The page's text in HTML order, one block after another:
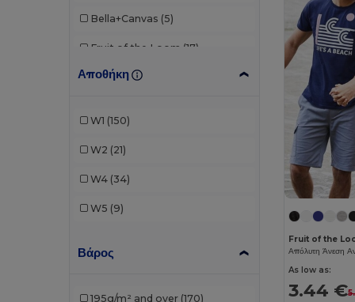
Bella+Canvas (5)
Fruit of the Loom (17)
Gildan (20)
Mantis
Αποθήκη
W1 (150)
W2 (21)
W4 (34)
W5 (9)
Βάρος
195g/m² and over (170)
Fruit of the
As low as:
3.44 €